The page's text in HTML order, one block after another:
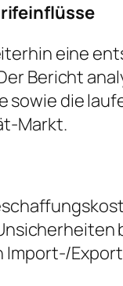
eine
Bericht
die
Markt.
Import-/